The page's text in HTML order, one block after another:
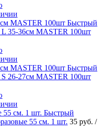
Быстрый
35-36см MASTER 100шт
Быстрый
26-27см MASTER 100шт
Быстрый
55 см. 1 шт. 35 руб. /